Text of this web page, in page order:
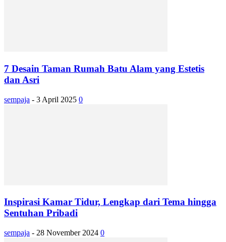
7 Desain Taman Rumah Batu Alam yang Estetis
dan Asri
sempaja - 3 April 2025 0
Inspirasi Kamar Tidur, Lengkap dari Tema hingga
Sentuhan Pribadi
sempaja - 28 November 2024 0